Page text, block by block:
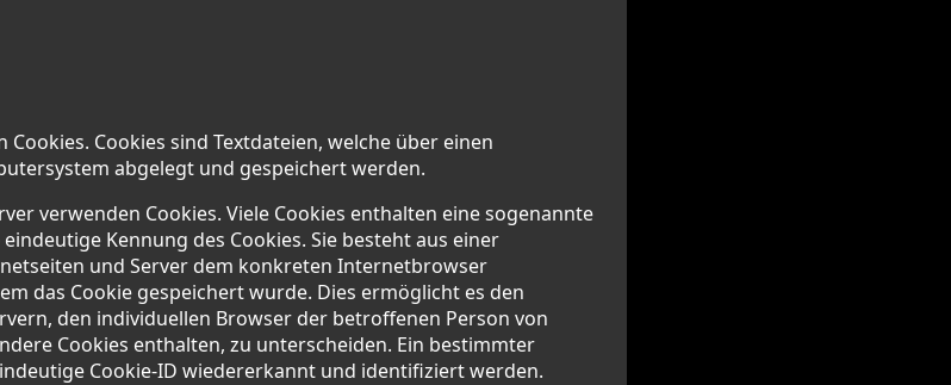
Cookies sind Textdateien, welche über einen
abgelegt und gespeichert werden.
verwenden Cookies. Viele Cookies enthalten eine sogenannte
Kennung des Cookies. Sie besteht aus einer
und Server dem konkreten Internetbrowser
das Cookie gespeichert wurde. Dies ermöglicht es den
den individuellen Browser der betroffenen Person von
Cookies enthalten, zu unterscheiden. Ein bestimmter
Cookie-ID wiedererkannt und identifiziert werden.